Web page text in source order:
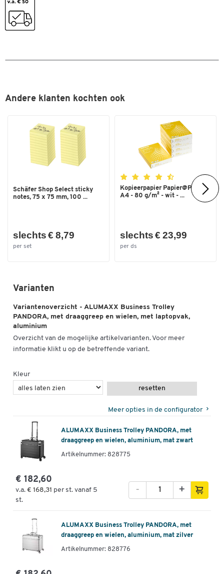
Andere klanten kochten ook
Schäfer Shop Select sticky
notes, 75 x 75 mm, 100 ...
slechts € 8,79
per set
Kopieerpapier Papier@Print -
A4 - 80 g/m² - wit - ...
slechts € 23,99
per ds
Varianten
Variantenoverzicht - ALUMAXX Business Trolley
PANDORA, met draaggreep en wielen, met laptopvak,
aluminium
Overzicht van de mogelijke artikelvarianten. Voor meer
informatie klikt u op de betreffende variant.
Kleur
resetten
Meer opties in de configurator
ALUMAXX Business Trolley PANDORA, met
draaggreep en wielen, aluminium, mat zwart
Artikelnummer: 828775
€ 182,60
v.a. € 168,31 per st. vanaf 5
st.
+
-
ALUMAXX Business Trolley PANDORA, met
draaggreep en wielen, aluminium, mat zilver
Artikelnummer: 828776